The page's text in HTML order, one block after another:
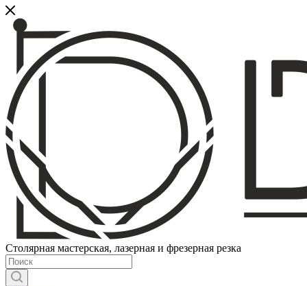
Столярная мастерская, лазерная и фрезерная резка